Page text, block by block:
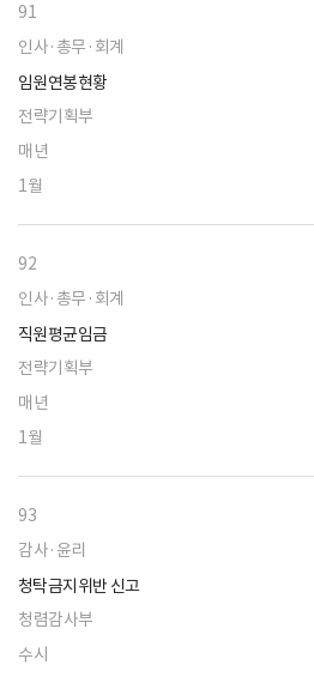
91
인사·총무·회계
임원연봉현황
전략기획부
매년
1월
92
인사·총무·회계
직원평균임금
전략기획부
매년
1월
93
감사·윤리
청탁금지위반 신고
청렴감사부
수시